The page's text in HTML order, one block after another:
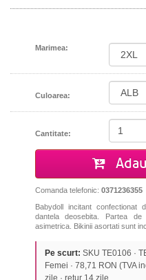
Marimea:
Culoarea:
Cantitate:
Comanda telefonic: 0371236355
Babydoll incitant confectionat
dantela deosebita. Partea
asimetrica. Bikinii asortati sunt
Pe scurt: SKU TE0106 ·
Femei · 78,71 RON (TVA